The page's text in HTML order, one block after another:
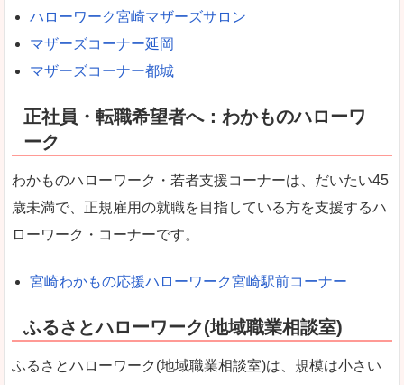
ハローワーク宮崎マザーズサロン
マザーズコーナー延岡
マザーズコーナー都城
正社員・転職希望者へ：わかものハローワ
ーク
わかものハローワーク・若者支援コーナーは、だいたい45
歳未満で、正規雇用の就職を目指している方を支援するハ
ローワーク・コーナーです。
宮崎わかもの応援ハローワーク宮崎駅前コーナー
ふるさとハローワーク(地域職業相談室)
ふるさとハローワーク(地域職業相談室)は、規模は小さい